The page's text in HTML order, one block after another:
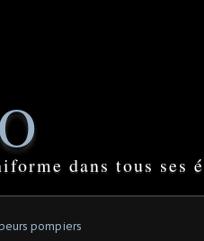
dans tous ses
pompiers